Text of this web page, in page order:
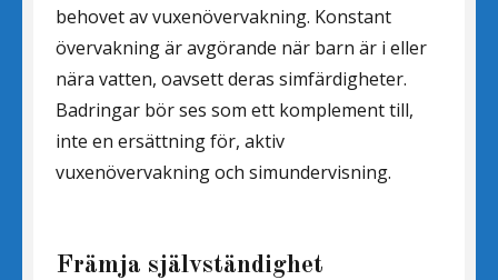
behovet av vuxenövervakning. Konstant
övervakning är avgörande när barn är i eller
nära vatten, oavsett deras simfärdigheter.
Badringar bör ses som ett komplement till,
inte en ersättning för, aktiv
vuxenövervakning och simundervisning.
Främja självständighet